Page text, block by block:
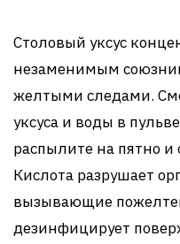
Столовый уксус
незаменимым
желтыми следами.
уксуса и воды в
распылите на пятно и
Кислота разрушает
вызывающие
дезинфицирует